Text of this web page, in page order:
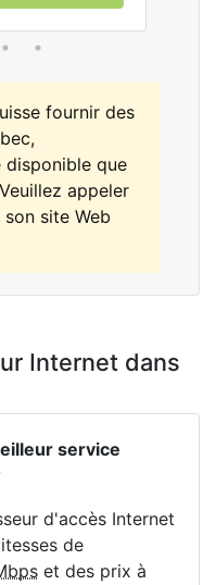
fournir des
disponible que
appeler
site Web
Internet dans
service
d'accès Internet
de
et des prix à